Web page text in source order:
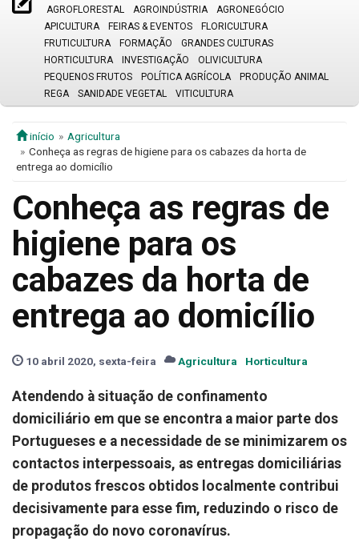
AGROFLORESTAL
AGROINDÚSTRIA
AGRONEGÓCIO
APICULTURA
FEIRAS & EVENTOS
FLORICULTURA
FRUTICULTURA
FORMAÇÃO
GRANDES CULTURAS
HORTICULTURA
INVESTIGAÇÃO
OLIVICULTURA
PEQUENOS FRUTOS
POLÍTICA AGRÍCOLA
PRODUÇÃO ANIMAL
REGA
SANIDADE VEGETAL VITICULTURA
início
Agricultura
Conheça as regras de higiene para os cabazes da horta de
entrega ao domicílio
Conheça as regras de
higiene para os
cabazes da horta de
entrega ao domicílio
10 abril 2020, sexta-feira Agricultura Horticultura
Atendendo à situação de confinamento
domiciliário em que se encontra a maior parte dos
Portugueses e a necessidade de se minimizarem os
contactos interpessoais, as entregas domiciliárias
de produtos frescos obtidos localmente contribui
decisivamente para esse fim, reduzindo o risco de
propagação do novo coronavírus.